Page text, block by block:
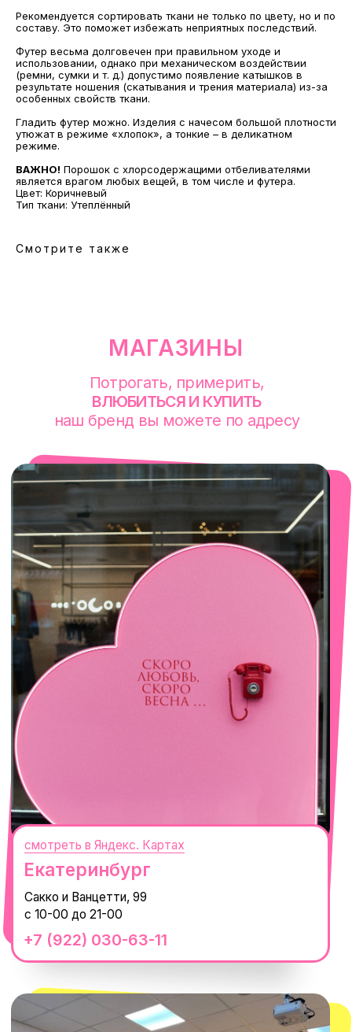
Рекомендуется сортировать ткани не только по цвету, но и по
составу. Это поможет избежать неприятных последствий.
Футер весьма долговечен при правильном уходе и
использовании, однако при механическом воздействии
(ремни, сумки и т. д.) допустимо появление катышков в
результате ношения (скатывания и трения материала) из-за
особенных свойств ткани.
Гладить футер можно. Изделия с начесом большой плотности
утюжат в режиме «хлопок», а тонкие – в деликатном
режиме.
ВАЖНО! Порошок с хлорсодержащими отбеливателями
является врагом любых вещей, в том числе и футера.
Цвет: Коричневый
Тип ткани: Утеплённый
Смотрите также
Екатеринбург
Сакко и Ванцетти, 99
+7 (922) 030-63-11
смотреть в Яндекс. Картах
Потрогать, примерить,
ВЛЮБИТЬСЯ И КУПИТЬ
наш бренд вы можете по адресу
Сочи
Село Эстосадок, ТРЦ Горки Молл,
Горная Карусель, 3
+7 (919) 374-04-04
с 10-00 до 22-00
смотреть в Яндекс. Картах